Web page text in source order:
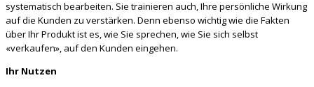
systematisch bearbeiten. Sie trainieren auch, Ihre persönliche Wirkung
auf die Kunden zu verstärken. Denn ebenso wichtig wie die Fakten
über Ihr Produkt ist es, wie Sie sprechen, wie Sie sich selbst
«verkaufen», auf den Kunden eingehen.
Ihr Nutzen